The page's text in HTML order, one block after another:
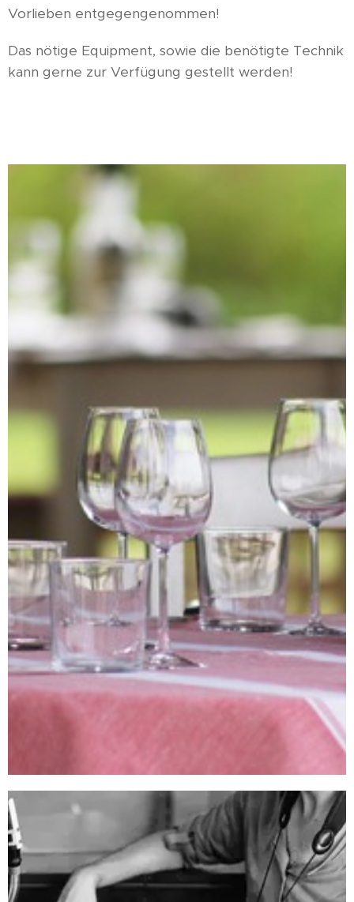
Vorlieben entgegengenommen!
Das nötige Equipment, sowie die benötigte Technik
kann gerne zur Verfügung gestellt werden!